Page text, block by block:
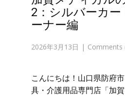
2：シルバーカー
ーナー編
2026年3月13日 Comments
こんにちは！山口県防府
具・介護用品専門店「加